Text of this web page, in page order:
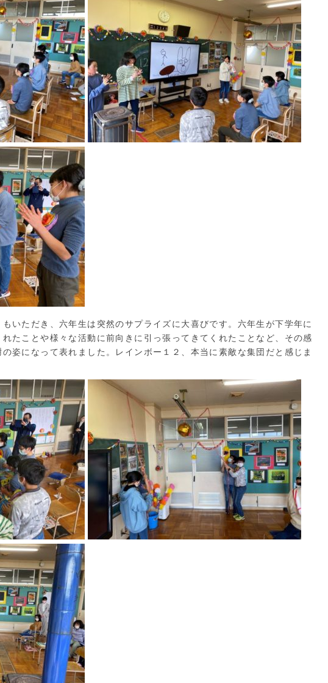
いただき、六年生は突然のサプライズに大喜びです。六年生が下学年に
たことや様々な活動に前向きに引っ張ってきてくれたことなど、その感
姿になって表れました。レインボー１２、本当に素敵な集団だと感じま